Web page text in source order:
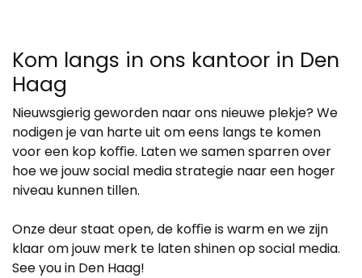
Kom langs in ons kantoor in Den
Haag
Nieuwsgierig geworden naar ons nieuwe plekje? We
nodigen je van harte uit om eens langs te komen
voor een kop koﬃe. Laten we samen sparren over
hoe we jouw social media strategie naar een hoger
niveau kunnen tillen.
Onze deur staat open, de koﬃe is warm en we zijn
klaar om jouw merk te laten shinen op social media.
See you in Den Haag!